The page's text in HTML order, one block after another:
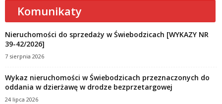
Komunikaty
Nieruchomości do sprzedaży w Świebodzicach [WYKAZY NR
39-42/2026]
7 sierpnia 2026
Wykaz nieruchomości w Świebodzicach przeznaczonych do
oddania w dzierżawę w drodze bezprzetargowej
24 lipca 2026